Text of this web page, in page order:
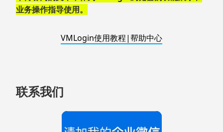
业务操作指导使用。
VMLogin使用教程|帮助中心
联系我们